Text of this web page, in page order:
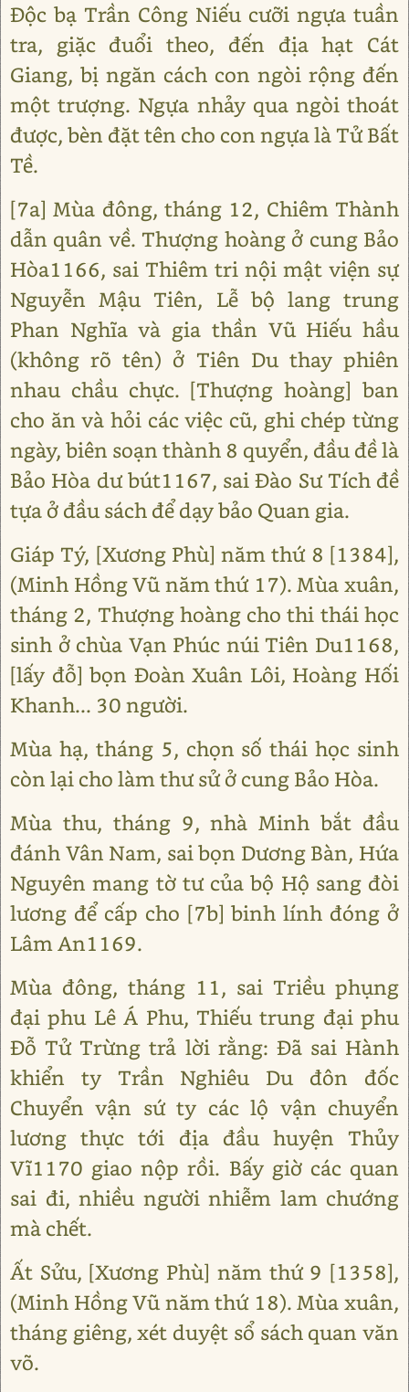
Độc bạ Trần Công Niếu cưỡi ngựa tuần
tra, giặc đuổi theo, đến địa hạt Cát
Giang, bị ngăn cách con ngòi rộng đến
một trượng. Ngựa nhảy qua ngòi thoát
được, bèn đặt tên cho con ngựa là Tử Bất
Tề.
[7a] Mùa đông, tháng 12, Chiêm Thành
dẫn quân về. Thượng hoàng ở cung Bảo
Hòa1166, sai Thiêm tri nội mật viện sự
Nguyễn Mậu Tiên, Lễ bộ lang trung
Phan Nghĩa và gia thần Vũ Hiếu hầu
(không rõ tên) ở Tiên Du thay phiên
nhau chầu chực. [Thượng hoàng] ban
cho ăn và hỏi các việc cũ, ghi chép từng
ngày, biên soạn thành 8 quyển, đầu đề là
Bảo Hòa dư bút1167, sai Đào Sư Tích đề
tựa ở đầu sách để dạy bảo Quan gia.
Giáp Tý, [Xương Phù] năm thứ 8 [1384],
(Minh Hồng Vũ năm thứ 17). Mùa xuân,
tháng 2, Thượng hoàng cho thi thái học
sinh ở chùa Vạn Phúc núi Tiên Du1168,
[lấy đỗ] bọn Đoàn Xuân Lôi, Hoàng Hối
Khanh... 30 người.
Mùa hạ, tháng 5, chọn số thái học sinh
còn lại cho làm thư sử ở cung Bảo Hòa.
Mùa thu, tháng 9, nhà Minh bắt đầu
đánh Vân Nam, sai bọn Dương Bàn, Hứa
Nguyên mang tờ tư của bộ Hộ sang đòi
lương để cấp cho [7b] binh lính đóng ở
Lâm An1169.
Mùa đông, tháng 11, sai Triều phụng
đại phu Lê Á Phu, Thiếu trung đại phu
Đỗ Tử Trừng trả lời rằng: Đã sai Hành
khiển ty Trần Nghiêu Du đôn đốc
Chuyển vận sứ ty các lộ vận chuyển
lương thực tới địa đầu huyện Thủy
Vĩ1170 giao nộp rồi. Bấy giờ các quan
sai đi, nhiều người nhiễm lam chướng
mà chết.
Ất Sửu, [Xương Phù] năm thứ 9 [1358],
(Minh Hồng Vũ năm thứ 18). Mùa xuân,
tháng giêng, xét duyệt sổ sách quan văn
võ.